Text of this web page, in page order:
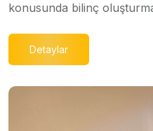
konusunda bilinç
Detaylar